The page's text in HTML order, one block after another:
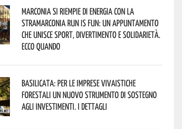
Marconia si riempie di energia con la
StraMarconia Run is Fun: un appuntamento
che unisce sport, divertimento e solidarietà.
Ecco quando
Basilicata: per le imprese vivaistiche
forestali un nuovo strumento di sostegno
agli investimenti. I dettagli